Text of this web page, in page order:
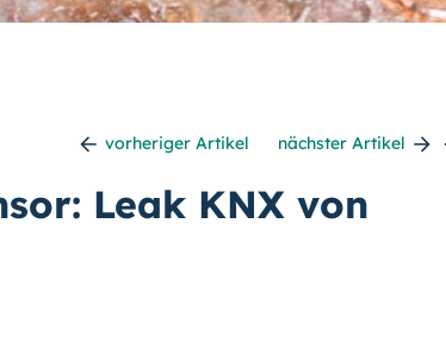
vorheriger Artikel nächster Artikel
Leak KNX von